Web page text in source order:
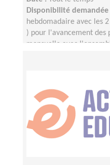
Disponibilité demandée
hebdomadaire avec les
) pour l'avancement des
mensuelle avec
webinaire mensuel des